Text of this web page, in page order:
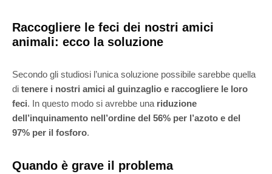
Raccogliere le feci dei nostri amici
animali: ecco la soluzione
Secondo gli studiosi l’unica soluzione possibile sarebbe quella
di tenere i nostri amici al guinzaglio e raccogliere le loro
feci. In questo modo si avrebbe una riduzione
dell’inquinamento nell’ordine del 56% per l’azoto e del
97% per il fosforo.
Quando è grave il problema